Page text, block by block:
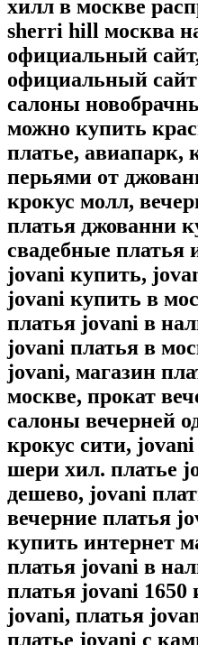
хилл в москве
sherri hill москва
официальный
официальный
салоны
можно купить
платье, авиапарк,
перьями от
крокус молл,
платья джованни
свадебные платья
jovani купить,
jovani купить в
платья jovani в
jovani платья в
jovani, магазин
москве, прокат
салоны вечерней
крокус сити,
шери хил. платье
дешево, jovani
вечерние платья
купить интернет
платья jovani в
платья jovani 1650
jovani, платья
платье jovani с